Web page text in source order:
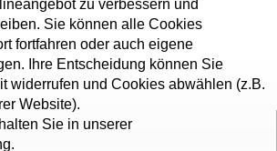
zu verbessern und
Sie können alle Cookies
fortfahren oder auch eigene
Ihre Entscheidung können Sie
widerrufen und Cookies abwählen (z.B.
Website).
Sie in unserer